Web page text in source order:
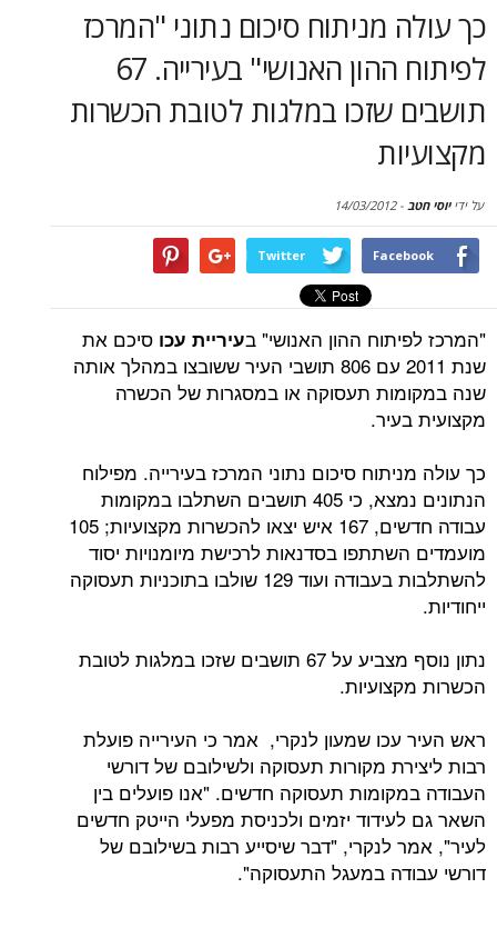
מניתוח סיכום נתוני "המרכז
לפיתוח ההון האנושי" בעירייה. 67
שזכו במלגות לטובת הכשרות
14/03/2012
Twitter
ההון האנושי" בעיריית עכוסיכם את
שנת 2011 עם 806 תושבי העיר ששובצו במהלך אותה
תעסוקה או במסגרות של הכשרה
סיכום נתוני המרכז בעירייה. מפילוח
הנתונים נמצא, כי 405 תושבים השתלבו במקומות
עבודה חדשים, 167 איש יצאו להכשרות מקצועיות; 105
בסדנאות לרכישת מיומנויות יסוד
להשתלבות בעבודה ועוד 129 שולבו בתוכניות תעסוקה
נתון נוסף מצביע על 67 תושבים שזכו במלגות לטובת
שמעון לנקרי, אמר כי העירייה פועלת
מקורות תעסוקה ולשילובם של דורשי
תעסוקה חדשים. "אנו פועלים בין
יזמים ולכניסת מפעלי הייטק חדשים
לנקרי, "דבר שיסייע רבות בשילובם של
במעגל התעסוקה".